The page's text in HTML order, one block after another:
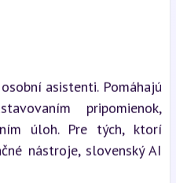
asistenti. Pomáhajú
pripomienok,
úloh. Pre tých, ktorí
nástroje, slovenský AI